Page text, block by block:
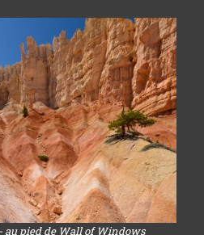
au pied de Wall of Windows